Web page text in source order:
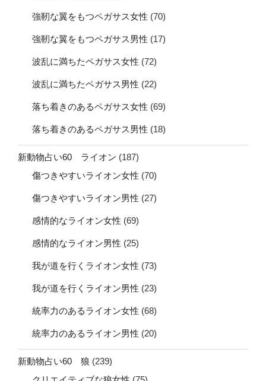
強靭な翼をもつペガサス女性 (70)
強靭な翼をもつペガサス男性 (17)
波乱に満ちたペガサス女性 (72)
波乱に満ちたペガサス男性 (22)
落ち着きのあるペガサス女性 (69)
落ち着きのあるペガサス男性 (18)
新動物占い60 ライオン (187)
傷つきやすいライオン女性 (70)
傷つきやすいライオン男性 (27)
感情的なライオン女性 (69)
感情的なライオン男性 (25)
我が道を行くライオン女性 (73)
我が道を行くライオン男性 (23)
統率力のあるライオン女性 (68)
統率力のあるライオン男性 (20)
新動物占い60 狼 (239)